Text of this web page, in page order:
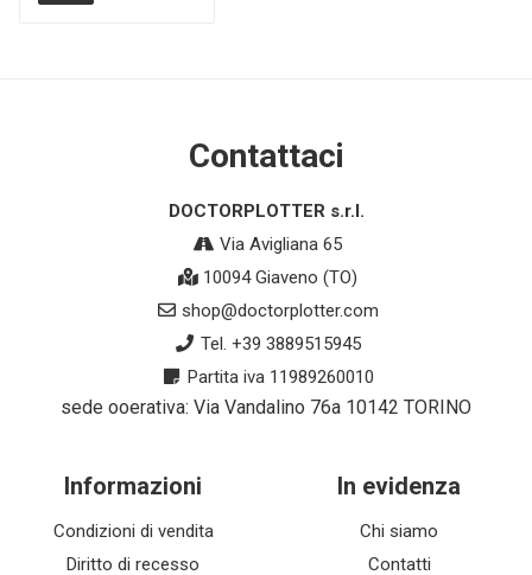
Contattaci
DOCTORPLOTTER s.r.l.
Via Avigliana 65
10094 Giaveno (TO)
shop@doctorplotter.com
Tel. +39 3889515945
Partita iva 11989260010
sede ooerativa: Via Vandalino 76a 10142 TORINO
Informazioni
Condizioni di vendita
Diritto di recesso
In evidenza
Chi siamo
Contatti